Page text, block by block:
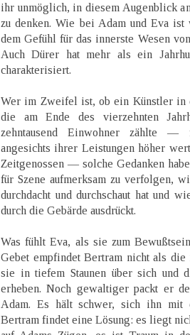
ihr unmöglich, in diesem Augenblick
zu denken. Wie bei Adam und Eva ist
dem Gefühl für das innerste Wesen
Auch Dürer hat mehr als ein
charakterisiert.
Wer im Zweifel ist, ob ein Künstler in
die am Ende des vierzehnten
zehntausend Einwohner zählte
angesichts ihrer Leistungen höher
Zeitgenossen — solche Gedanken
für Szene aufmerksam zu verfolgen,
durchdacht und durchschaut hat und
durch die Gebärde ausdrückt.
Was fühlt Eva, als sie zum
Gebet empfindet Bertram nicht als die
sie in tiefem Staunen über sich und
erheben. Noch gewaltiger packt er
Adam. Es hält schwer, sich ihn mit
Bertram findet eine Lösung: es liegt